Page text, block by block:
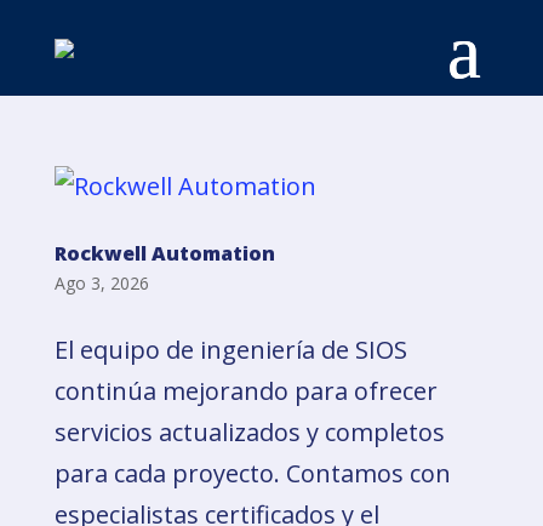
Rockwell Automation
Ago 3, 2026
El equipo de ingeniería de SIOS
continúa mejorando para ofrecer
servicios actualizados y completos
para cada proyecto. Contamos con
especialistas certificados y el